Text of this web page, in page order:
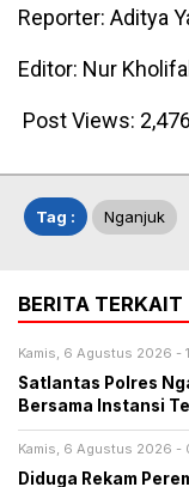
Reporter: Aditya
Editor: Nur
Post Views: 2,476
Tag : Nganjuk
BERITA TERKAIT
Kamis, 6 Agustus 2026 -
Satlantas Polres
Bersama Instansi
Kamis, 6 Agustus 2026 -
Diduga Rekam